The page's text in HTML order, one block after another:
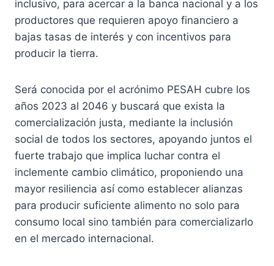
inclusivo, para acercar a la banca nacional y a los
productores que requieren apoyo financiero a
bajas tasas de interés y con incentivos para
producir la tierra.
Será conocida por el acrónimo PESAH cubre los
años 2023 al 2046 y buscará que exista la
comercialización justa, mediante la inclusión
social de todos los sectores, apoyando juntos el
fuerte trabajo que implica luchar contra el
inclemente cambio climático, proponiendo una
mayor resiliencia así como establecer alianzas
para producir suficiente alimento no solo para
consumo local sino también para comercializarlo
en el mercado internacional.